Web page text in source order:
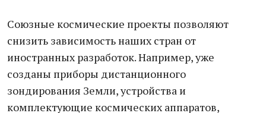
Союзные космические проекты позволяют
снизить зависимость наших стран от
иностранных разработок. Например, уже
созданы приборы дистанционного
зондирования Земли, устройства и
комплектующие космических аппаратов,